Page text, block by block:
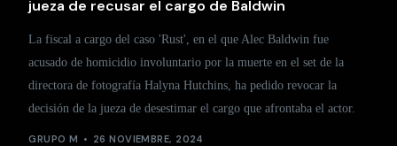
jueza de recusar el cargo de Baldwin
La fiscal a cargo del caso 'Rust', en el que Alec Baldwin fue
acusado de homicidio involuntario por la muerte en el set de la
directora de fotografía Halyna Hutchins, ha pedido revocar la
decisión de la jueza de desestimar el cargo que afrontaba el actor.
GRUPO M 26 NOVIEMBRE, 2024